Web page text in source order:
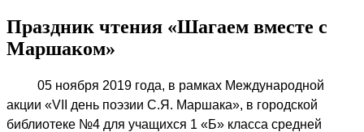
Праздник чтения «Шагаем вместе с
Маршаком»
05 ноября 2019 года, в рамках Международной
акции «VII день поэзии С.Я. Маршака», в городской
библиотеке №4 для учащихся 1 «Б» класса средней
день
поэзии
Маршака»,
городской